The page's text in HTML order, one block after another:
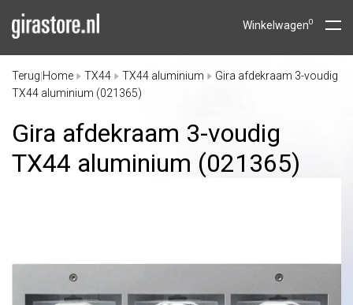
Winkelwagen0
Terug Home TX44 TX44 aluminium
Gira afdekraam 3-voudig
TX44 aluminium (021365)
Gira afdekraam 3-voudig
TX44 aluminium (021365)